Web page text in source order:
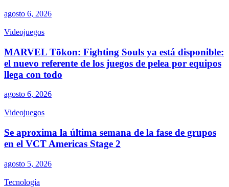
agosto 6, 2026
Videojuegos
MARVEL Tōkon: Fighting Souls ya está disponible:
el nuevo referente de los juegos de pelea por equipos
llega con todo
agosto 6, 2026
Videojuegos
Se aproxima la última semana de la fase de grupos
en el VCT Americas Stage 2
agosto 5, 2026
Tecnología